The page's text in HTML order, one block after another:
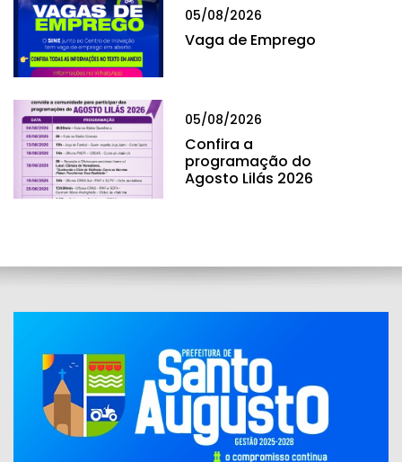
05/08/2026
Vaga de Emprego
05/08/2026
Confira a
programação do
Agosto Lilás 2026